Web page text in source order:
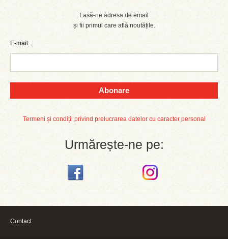
Lasă-ne adresa de email
și fii primul care află noutățile.
E-mail:
Abonare
Termeni și condiții privind prelucrarea datelor cu caracter personal
Urmărește-ne pe:
Contact